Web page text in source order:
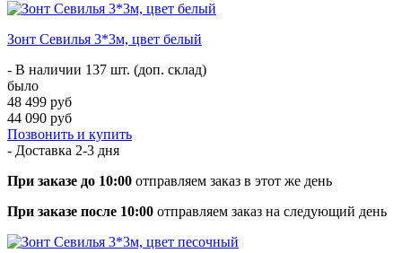
Зонт Севилья 3*3м, цвет белый
- В наличии 137 шт. (доп. склад)
было
48 499 руб
44 090 руб
Позвонить и купить
- Доставка 2-3 дня
При заказе до 10:00 отправляем заказ в этот же день
При заказе после 10:00 отправляем заказ на следующий день